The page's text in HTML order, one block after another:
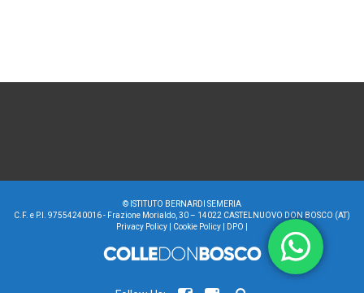
© ISTITUTO BERNARDI SEMERIA
C.F. e P.I. 97554240016 - Frazione Morialdo, 30 – 14022 CASTELNUOVO DON BOSCO (AT)
Privacy Policy
Cookie Policy DPO